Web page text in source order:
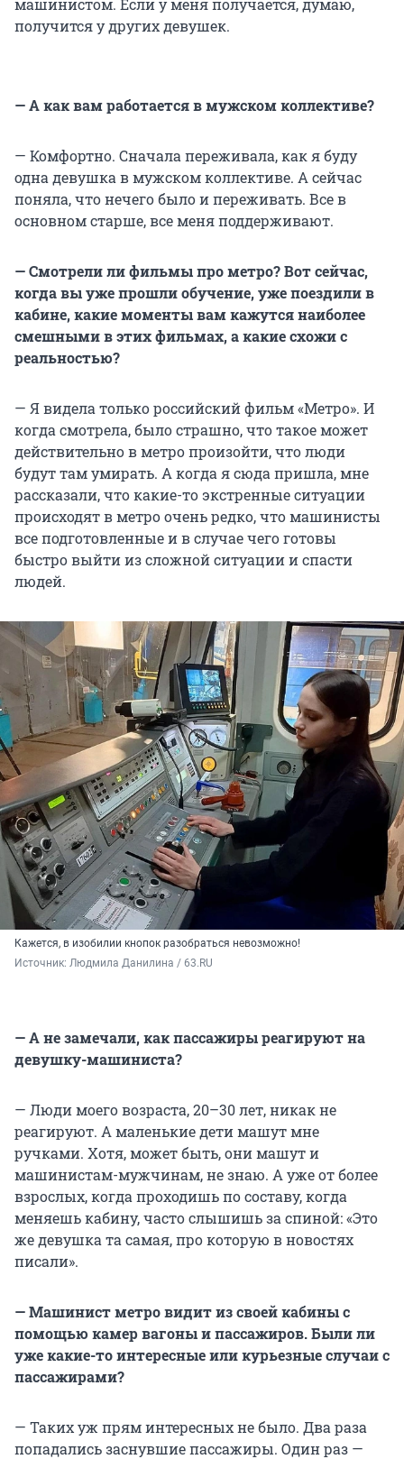
получится у других девушек.
— А как вам работается в мужском коллективе?
— Комфортно. Сначала переживала, как я буду
одна девушка в мужском коллективе. А сейчас
поняла, что нечего было и переживать. Все в
основном старше, все меня поддерживают.
— Смотрели ли фильмы про метро? Вот сейчас,
когда вы уже прошли обучение, уже поездили в
кабине, какие моменты вам кажутся наиболее
смешными в этих фильмах, а какие схожи с
реальностью?
— Я видела только российский фильм «Метро». И
когда смотрела, было страшно, что такое может
действительно в метро произойти, что люди
будут там умирать. А когда я сюда пришла, мне
рассказали, что какие-то экстренные ситуации
происходят в метро очень редко, что машинисты
все подготовленные и в случае чего готовы
быстро выйти из сложной ситуации и спасти
людей.
Кажется, в изобилии кнопок разобраться невозможно!
Источник: Людмила Данилина / 63.RU
— А не замечали, как пассажиры реагируют на
девушку-машиниста?
— Люди моего возраста, 20–30 лет, никак не
реагируют. А маленькие дети машут мне
ручками. Хотя, может быть, они машут и
машинистам-мужчинам, не знаю. А уже от более
взрослых, когда проходишь по составу, когда
меняешь кабину, часто слышишь за спиной: «Это
же девушка та самая, про которую в новостях
писали».
— Машинист метро видит из своей кабины с
помощью камер вагоны и пассажиров. Были ли
уже какие-то интересные или курьезные случаи с
пассажирами?
— Таких уж прям интересных не было. Два раза
попадались заснувшие пассажиры. Один раз —